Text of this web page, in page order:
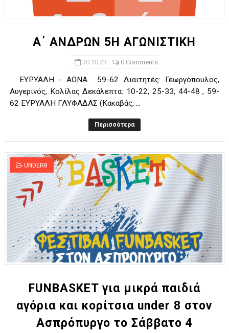
ΧΡΟΝΙΑ ΠΟΛΛΑ ΣΤΟ ΕΛΛΗΝΙΚΟ ΜΠΑΣΚΕΤ : 39Η ΕΠΕΤΕΙΟΣ ΑΠΟ
Ο δρόμος για τον 29ο τελικό κυπέλλου ανδρών ΕΣΚΑΝΑ
U21: Τεράστια πρόκριση για τον Πανελευσινιακό στον
Γ΄ανδρών play offs : "Σκληρό" καρύδι η Φιλία Περάματος
Play off B εφήβων Β φάση Στο f4 ΑΕ Ρέντη, Πέρα , Ερμής
Α΄ ΑΝΔΡΩΝ 5Η ΑΓΩΝΙΣΤΙΚΗ
30.10.23 0 Comments
ΕΥΡΥΑΛΗ - ΑΟΝΑ 59-62 Διαιτητές: Γεωργόπουλος,
Αυγερινός, Κολίλας Δεκάλεπτα: 10-22, 25-33, 44-48 , 59-
62 ΕΥΡΥΑΛΗ ΓΛΥΦΑΔΑΣ (Κακαβάς, ...
Περισσότερα
UNDER8
FUNBASKET για μικρά παιδιά
αγόρια και κορίτσια under 8 στον
Ασπρόπυργο το Σάββατο 4